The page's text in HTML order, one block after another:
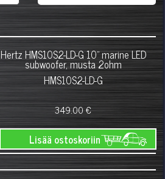
Hertz HMS10S2-LD-G 10" marine LED
subwoofer, musta 2ohm
HMS10S2-LD-G
349.00 €
Lisää ostoskoriin